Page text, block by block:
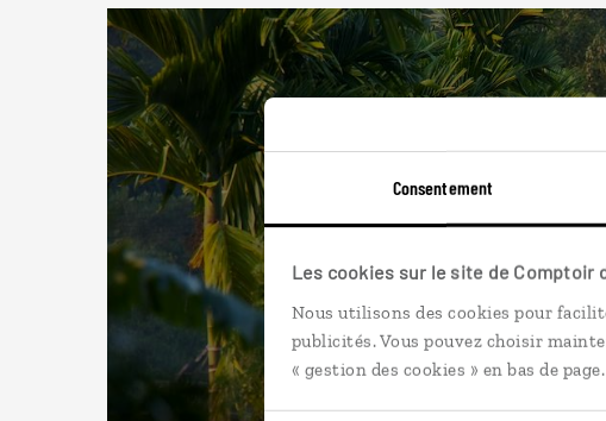
Consentement
Les cookies sur le site de Comptoir
Nous utilisons des cookies pour
publicités. Vous pouvez choisir
« gestion des cookies » en bas de page.